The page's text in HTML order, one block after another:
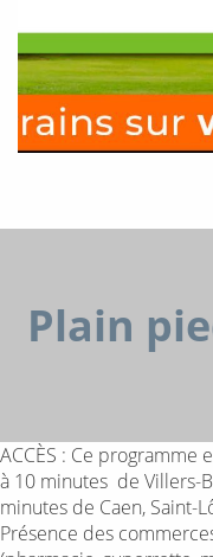
Plain
ACCÈS : Ce programme
à ​10 minutes ​ de Villers-
minutes de Caen, Saint-
Présence des​